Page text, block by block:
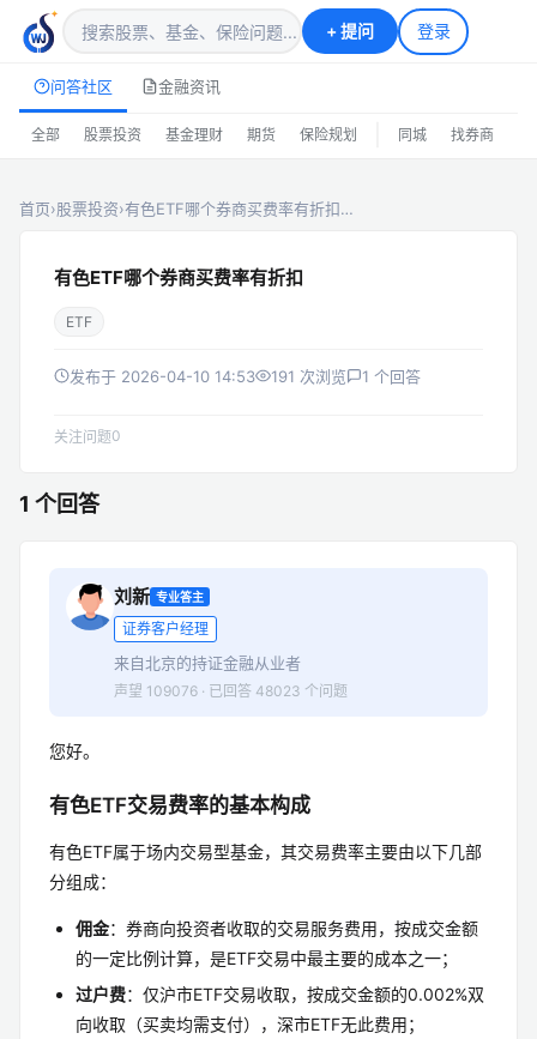
+提问 登录
问答社区 金融资讯
全部 股票投资 基金理财 期货 保险规划 同城 找券商
首页›股票投资›有色ETF哪个券商买费率有折扣…
有色ETF哪个券商买费率有折扣
ETF
发布于 2026-04-10 14:53 191 次浏览 1 个回答
关注问题0
1 个回答
刘新 专业答主
证券客户经理
来自北京的持证金融从业者
声望 109076 · 已回答 48023 个问题
您好。
有色ETF交易费率的基本构成
有色ETF属于场内交易型基金，其交易费率主要由以下几部
分组成：
佣金：券商向投资者收取的交易服务费用，按成交金额
的一定比例计算，是ETF交易中最主要的成本之一；
过户费：仅沪市ETF交易收取，按成交金额的0.002%双
向收取（买卖均需支付），深市ETF无此费用；